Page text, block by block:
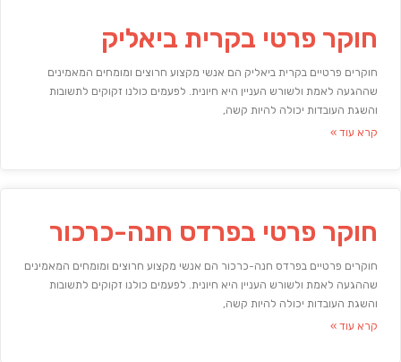
חוקר פרטי בקרית ביאליק
חוקרים פרטיים בקרית ביאליק הם אנשי מקצוע חרוצים ומומחים המאמינים
שההגעה לאמת ולשורש העניין היא חיונית. לפעמים כולנו זקוקים לתשובות
והשגת העובדות יכולה להיות קשה,
קרא עוד »
חוקר פרטי בפרדס חנה-כרכור
חוקרים פרטיים בפרדס חנה-כרכור הם אנשי מקצוע חרוצים ומומחים המאמינים
שההגעה לאמת ולשורש העניין היא חיונית. לפעמים כולנו זקוקים לתשובות
והשגת העובדות יכולה להיות קשה,
קרא עוד »